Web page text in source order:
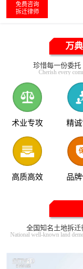
免费咨询
拆迁律师
万
珍惜每一份委
Cherish every
术业专攻 精
高质高效 品
全国知名土地拆
National well-known land